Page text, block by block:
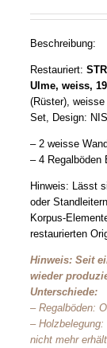
Beschreibung:
Restauriert:
Ulme, weiss,
(Rüster),
Set, Design:
– 2 weisse
– 4 Regalböden
Hinweis: Lässt
oder
Korpus-
restaurierten
Hinweis: Seit
wieder
Unterschiede:
– Regalböden:
–
nicht mehr